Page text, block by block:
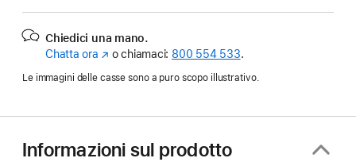
Chiedici una mano.
Chatta ora (Si
nuova
o chiamaci: 800 554 533.
Le immagini delle casse sono a puro scopo illustrativo.
Informazioni sul prodotto